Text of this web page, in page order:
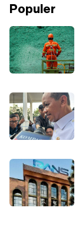
Populer